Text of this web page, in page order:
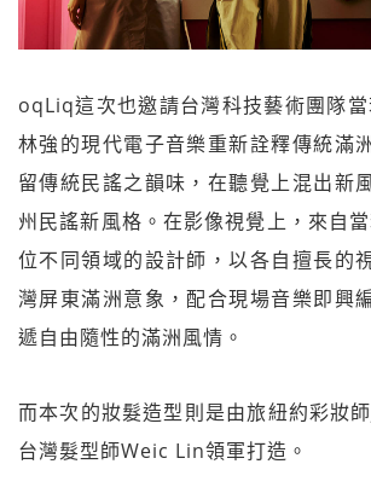
oqLiq這次也邀請台灣科技藝術團隊
林強的現代電子音樂重新詮釋傳統滿
留傳統民謠之韻味，在聽覺上混出新
州民謠新風格。在影像視覺上，來自
位不同領域的設計師，以各自擅長的
灣屏東滿洲意象，配合現場音樂即興
遞自由隨性的滿洲風情。
而本次的妝髮造型則是由旅紐約彩妝
台灣髮型師Weic Lin領軍打造。